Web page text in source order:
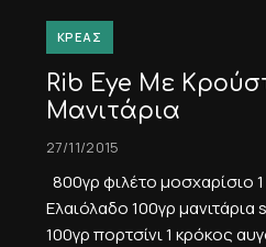
ΚΡΈΑΣ
Rib Eye Με
Μανιτάρια
27/11/2015
800γρ φιλέτο μοσχαρίσιο
Ελαιόλαδο 100γρ
100γρ πορτσίνι 1 κρόκος